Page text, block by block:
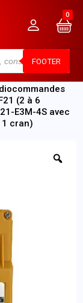
FOOTER
0
(2 à 6
E3M-4S avec
1 cran)